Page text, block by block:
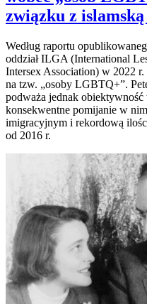
związku z
Według raportu
oddział ILGA (International
Intersex Association) w 2022
na tzw. „osoby LGBTQ+”.
podważa jednak obiektywność
konsekwentne pomijanie w
imigracyjnym i rekordową
od 2016 r.